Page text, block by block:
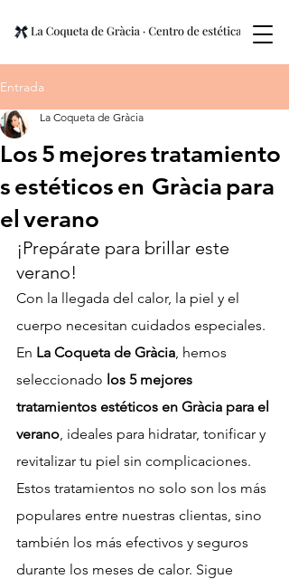
Entrada
Los 5 mejores tratamiento
s estéticos en Gràcia para
el verano
La Coqueta de Gràcia
¡Prepárate para brillar este
verano!
Con la llegada del calor, la piel y el
cuerpo necesitan cuidados especiales.
En La Coqueta de Gràcia, hemos
seleccionado los 5 mejores
tratamientos estéticos en Gràcia para el
verano, ideales para hidratar, tonificar y
revitalizar tu piel sin complicaciones.
Estos tratamientos no solo son los más
populares entre nuestras clientas, sino
también los más efectivos y seguros
durante los meses de calor. Sigue